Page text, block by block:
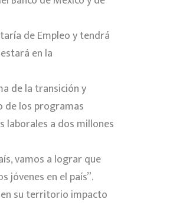
de Empleo y tendrá
en la
de la transición y
de los programas
laborales a dos millones
vamos a lograr que
jóvenes en el país”.
en su territorio impacto